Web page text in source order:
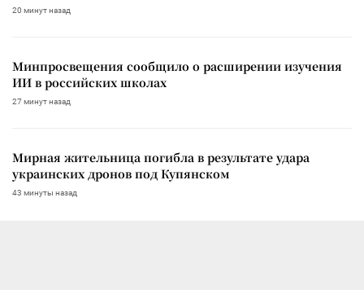
20 минут назад
Минпросвещения сообщило о расширении изучения
ИИ в российских школах
27 минут назад
Мирная жительница погибла в результате удара
украинских дронов под Купянском
43 минуты назад